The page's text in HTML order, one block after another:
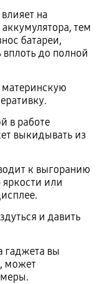
на
тем
батареи,
до полной
материнскую
в работе
выкидывать из
к выгоранию
или
и давить
гаджета вы
может